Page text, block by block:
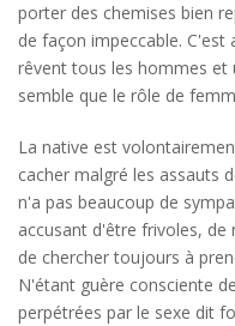
porter des chemises bien
de façon impeccable.
rêvent tous les hommes et
semble que le rôle de
La native est
cacher malgré les assauts
n'a pas beaucoup de
accusant d'être frivoles, de
de chercher toujours à
N'étant guère consciente
perpétrées par le sexe dit